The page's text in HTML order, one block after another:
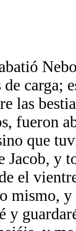
carga;
las
fueron
que
Jacob, y
el
mismo,
y